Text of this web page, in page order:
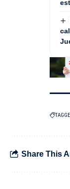
Share This